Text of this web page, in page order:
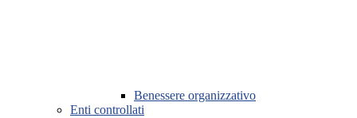
Benessere organizzativo
Enti controllati